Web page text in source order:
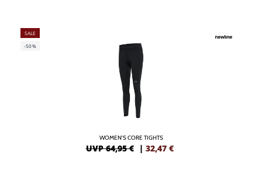
SALE
-50%
WOMEN'S CORE TIGHTS
UVP 64,95 € | 32,47 €